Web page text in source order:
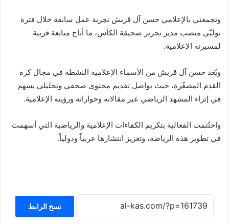
وتجمعني بالإعلامي حسن آل قريش تجربة عمل سابقة خلال فترة
توليّي منصب مدير تحرير صحيفة الكأس، ما أتاح متابعة قريبة
لمسيرته الإعلامية.
ويُعد حسن آل قريش من الأسماء الإعلامية النشطة في مجال كرة
القدم المصغّرة، حيث يواصل تقديم محتوى صحفي وتحليلي يسهم
في إثراء المشهد الرياضي عبر مقالاته وحواراته ورؤيته الإعلامية.
واختُتمت الفعالية بتكريم الكفاءات الإعلامية والرياضية التي أسهمت
في تطوير هذه الرياضة، وتعزيز انتشارها عربياً ودولياً.
نسخ الرابط